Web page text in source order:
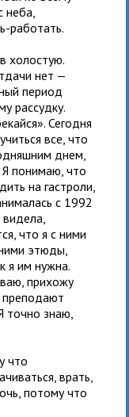
работать.
холостую.
нет —
период
рассудку.
Сегодня
все, что
днем,
понимаю, что
на гастроли,
с 1992
что я с ними
этюды,
я им нужна.
прихожу
преподают
точно знаю,
что
врать,
потому что